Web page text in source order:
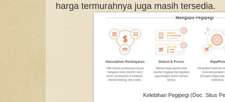
harga termurahnya juga masih tersedia.
Kelebihan Pegipegi (Doc. Situs